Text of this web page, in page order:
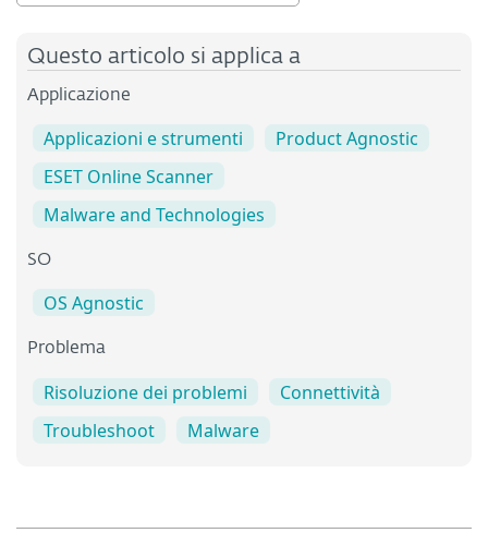
Questo articolo si applica a
Applicazione
Applicazioni e strumenti
Product Agnostic
ESET Online Scanner
Malware and Technologies
SO
OS Agnostic
Problema
Risoluzione dei problemi
Connettività
Troubleshoot
Malware